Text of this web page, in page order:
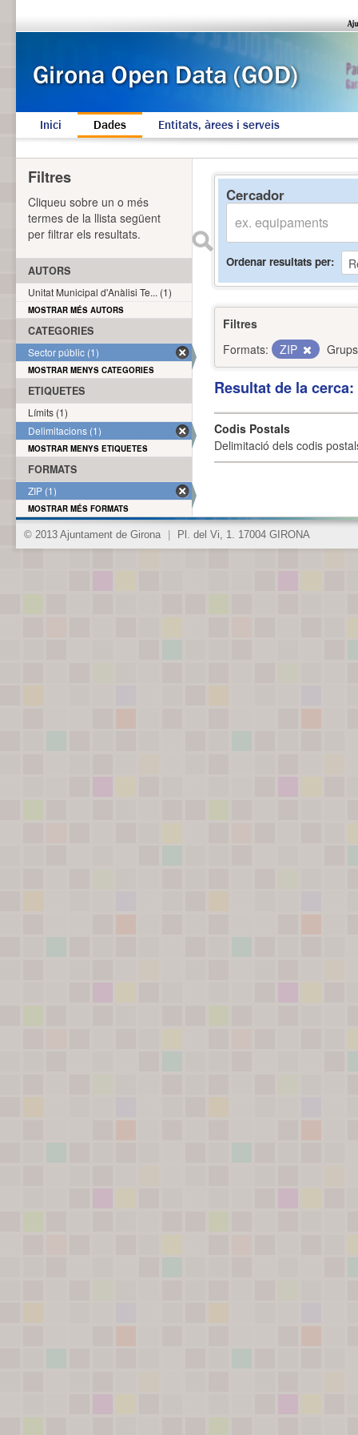
Inici Dades Entitats, àrees i serveis
Cercador
Ordenar resultats per
Filtres
Formats:
ZIP
Resultat de la
Codis Postals
Delimitació dels codis
Filtres
Cliqueu sobre un o més
termes de la llista següent
per filtrar els resultats.
AUTORS
Unitat Municipal d'Anàlisi Te... (1)
MOSTRAR MÉS AUTORS
CATEGORIES
Sector públic (1)
MOSTRAR MENYS CATEGORIES
ETIQUETES
Límits (1)
Delimitacions (1)
MOSTRAR MENYS ETIQUETES
FORMATS
ZIP (1)
MOSTRAR MÉS FORMATS
© 2013 Ajuntament de Girona Pl. del Vi, 1. 17004 GIRONA